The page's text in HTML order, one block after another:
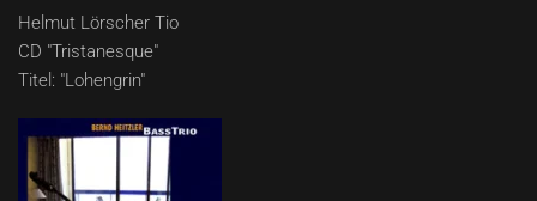
Helmut Lörscher Tio
CD "Tristanesque"
Titel: "Lohengrin"